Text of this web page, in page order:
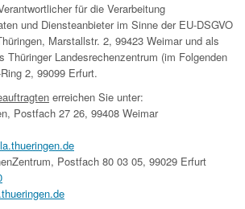
für die Verarbeitung
und Diensteanbieter im Sinne der EU-DSGVO
Marstallstr. 2, 99423 Weimar und als
Thüringer Landesrechenzentrum (im Folgenden
2, 99099 Erfurt.
erreichen Sie unter:
Postfach 27 26, 99408 Weimar
Postfach 80 03 05, 99029 Erfurt